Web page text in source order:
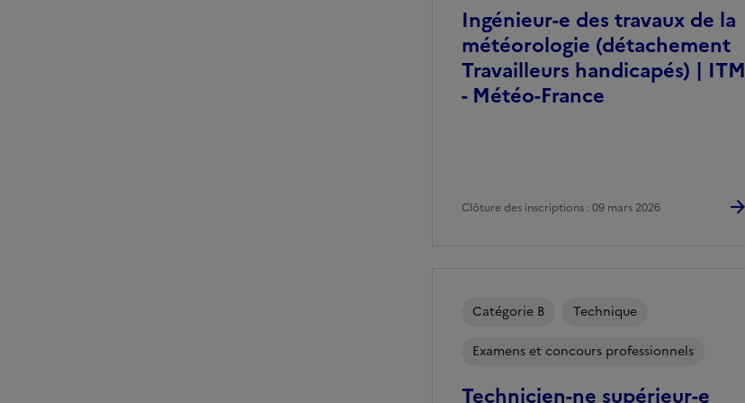
Ingénieur-e des travaux de la
météorologie (détachement
Travailleurs handicapés) | ITM
- Météo-France
Clôture des inscriptions : 09 mars 2026
Technicien-ne supérieur-e
Catégorie B Technique
Examens et concours professionnels